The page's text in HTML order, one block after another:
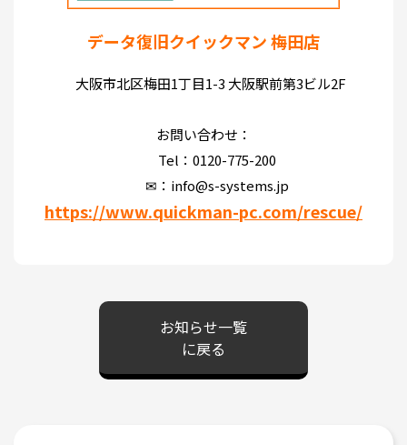
データ復旧クイックマン 梅田店
大阪市北区梅田1丁目1-3 大阪駅前第3ビル2F
お問い合わせ：
Tel：0120-775-200
✉：info@s-systems.jp
https://www.quickman-pc.com/rescue/
お知らせ一覧
に戻る